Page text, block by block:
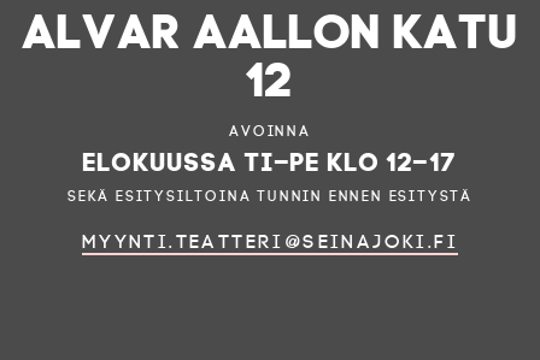
ALVAR AALLON KATU
12
Avoinna
elokuussa ti–pe klo 12–17
sekä esitysiltoina tunnin ennen esitystä
myynti.teatteri@seinajoki.fi